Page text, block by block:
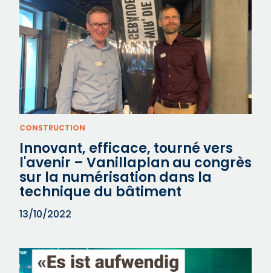
CONSTRUCTION
Innovant, efficace, tourné vers
l'avenir – Vanillaplan au congrès
sur la numérisation dans la
technique du bâtiment
13/10/2022